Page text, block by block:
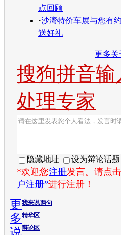
点回顾
·沙湾特价车展与您有
送好礼
更多关
搜狗拼音输
处理专家
隐藏地址 设为辩论话题
*欢迎您注册发言。请点
户注册”进行注册！
我来说两句
精华区
辩论区
更
多
说